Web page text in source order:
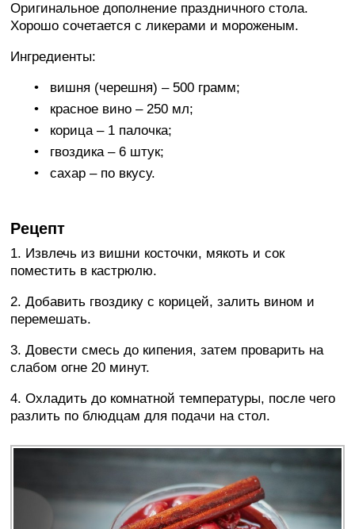
Оригинальное дополнение праздничного стола.
Хорошо сочетается с ликерами и мороженым.
Ингредиенты:
вишня (черешня) – 500 грамм;
красное вино – 250 мл;
корица – 1 палочка;
гвоздика – 6 штук;
сахар – по вкусу.
Рецепт
1. Извлечь из вишни косточки, мякоть и сок
поместить в кастрюлю.
2. Добавить гвоздику с корицей, залить вином и
перемешать.
3. Довести смесь до кипения, затем проварить на
слабом огне 20 минут.
4. Охладить до комнатной температуры, после чего
разлить по блюдцам для подачи на стол.